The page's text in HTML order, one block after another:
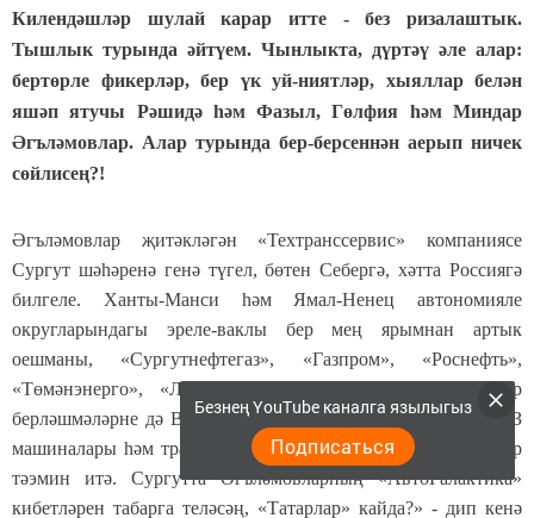
Килендәшләр шулай карар итте - без ризалаштык.
Тышлык турында әйтүем. Чынлыкта, дүртәү әле алар:
бертөрле фикерләр, бер үк уй-ниятләр, хыяллар белән
яшәп ятучы Рәшидә һәм Фазыл, Гөлфия һәм Миндар
Әгъләмовлар. Алар турында бер-берсеннән аерып ничек
сөйлисең?!
Әгъләмовлар җитәкләгән «Техтранссервис» компаниясе
Сургут шәһәренә генә түгел, бөтен Себергә, хәтта Россиягә
билгеле. Ханты-Манси һәм Ямал-Ненец автономияле
округларындагы эреле-ваклы бер мең ярымнан артык
оешманы, «Сургутнефтегаз», «Газпром», «Роснефть»,
«Төмәнэнерго», «Лукойл- Көнбатыш Себер» кебек зур
берләшмәләрне дә ВАЗ, ГАЗ, УАЗ, МАЗ, ЗИЛ, КамАЗ, КрАЗ
машиналары һәм тракторлар өчен запас частьлар белән алар
тәэмин итә. Сургутта Әгъләмовларның «АвтоГалактика»
кибетләрен табарга теләсәң, «Татарлар» кайда?» - дип кенә
Безнең YouTube каналга язылыгыз
Подписаться